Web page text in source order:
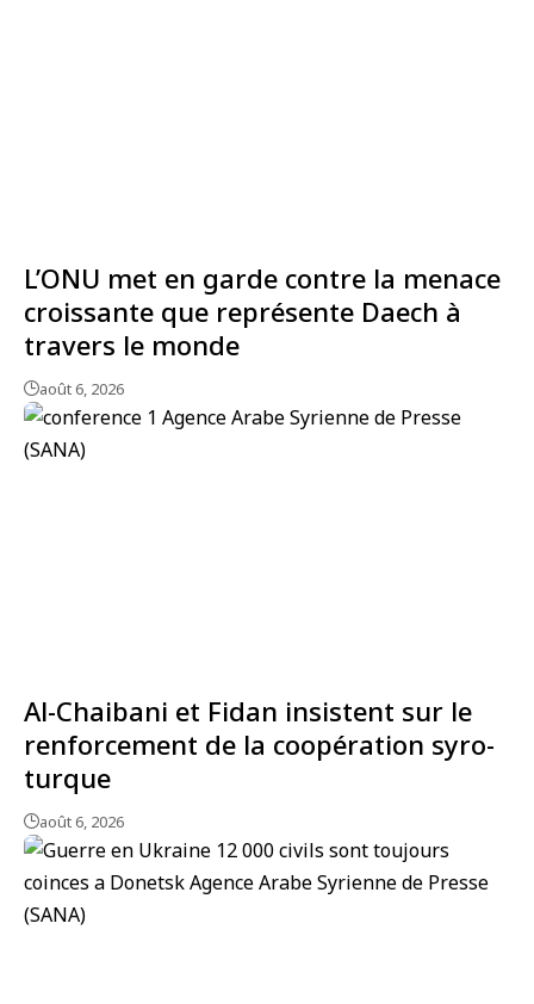
L’ONU met en garde contre la menace
croissante que représente Daech à
travers le monde
août 6, 2026
Al-Chaibani et Fidan insistent sur le
renforcement de la coopération syro-
turque
août 6, 2026